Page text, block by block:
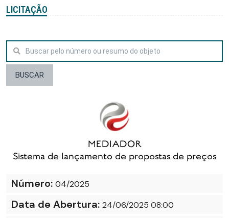
LICITAÇÃO
BUSCAR
Número: 04/2025
Data de Abertura: 24/06/2025 08:00